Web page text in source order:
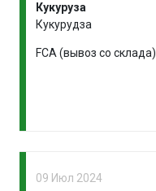
Кукуруза
Кукурудза
FCA (вывоз со склада)
09 Июл 2024